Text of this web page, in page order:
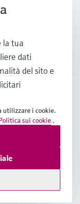
AG
la tua
dati
del sito e
utilizzare i cookie.
sui cookie .